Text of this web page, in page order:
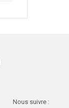
Nous suivre :